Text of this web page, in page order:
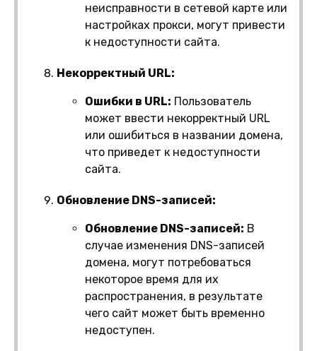
неисправности в сетевой карте или
настройках прокси, могут привести
к недоступности сайта.
Некорректный URL:
Ошибки в URL: Пользователь
может ввести некорректный URL
или ошибиться в названии домена,
что приведет к недоступности
сайта.
Обновление DNS-записей:
Обновление DNS-записей: В
случае изменения DNS-записей
домена, могут потребоваться
некоторое время для их
распространения, в результате
чего сайт может быть временно
недоступен.